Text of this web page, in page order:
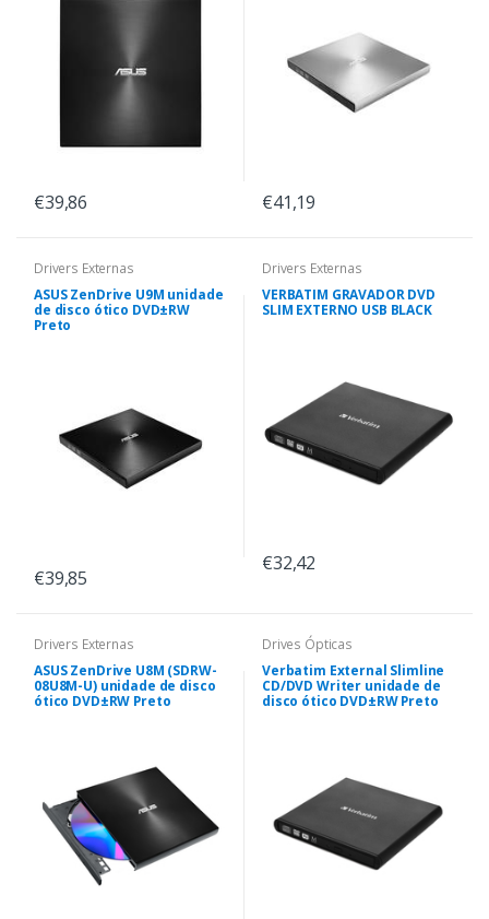
€39,86 €41,19
Drivers Externas
ASUS ZenDrive U9M unidade
de disco ótico DVD±RW
Preto
€39,85
Drivers Externas
VERBATIM GRAVADOR DVD
SLIM EXTERNO USB BLACK
€32,42
Drivers Externas
ASUS ZenDrive U8M (SDRW-
08U8M-U) unidade de disco
ótico DVD±RW Preto
Drives Ópticas
Verbatim External Slimline
CD/DVD Writer unidade de
disco ótico DVD±RW Preto